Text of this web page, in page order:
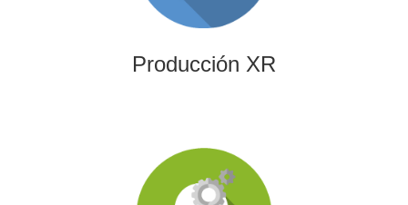
Producción XR
producciones inmersivas y de XR.
Agentes de IA